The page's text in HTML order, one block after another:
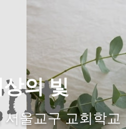
의 빛
서울교구 교회학교